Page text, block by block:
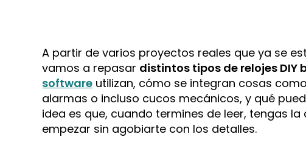
A partir de varios proyectos reales que ya se
vamos a repasar distintos tipos de relojes DIY
software utilizan, cómo se integran cosas
alarmas o incluso cucos mecánicos, y qué
idea es que, cuando termines de leer, tengas
empezar sin agobiarte con los detalles.